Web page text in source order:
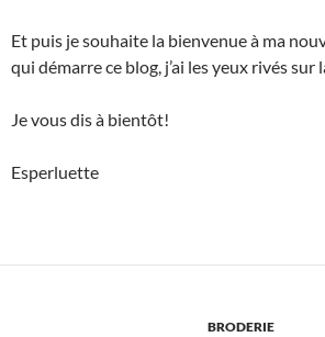
Et puis je souhaite la bienvenue à ma
qui démarre ce blog, j’ai les yeux rivés
Je vous dis à bientôt!
Esperluette
BRODERIE